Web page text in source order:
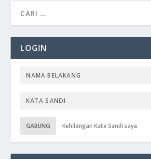
LOGIN
GABUNG Kehilangan Kata Sandi saya